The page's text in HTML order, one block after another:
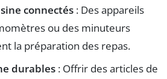
connectés : Des appareils
ou des minuteurs
la préparation des repas.
durables : Offrir des articles de